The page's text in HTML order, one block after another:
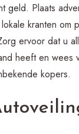
geld. Plaats
kranten om
ervoor dat u
heeft en wees
kopers.